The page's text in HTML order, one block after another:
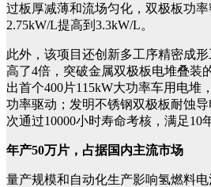
过板厚减薄和流场匀化，双极板功率
2.75kW/L提高到3.3kW/L。
此外，该项目还创新多工序精密成
高了4倍，突破金属双极板电堆叠装
出首个400片115kW大功率车用电堆
功率驱动；发明不锈钢双极板耐蚀
次通过10000小时寿命考核，满足10
年产50万片，占据国内主流市场
量产规模和自动化生产影响氢燃料